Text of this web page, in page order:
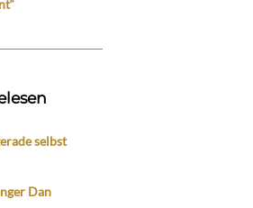
selbst
Dan